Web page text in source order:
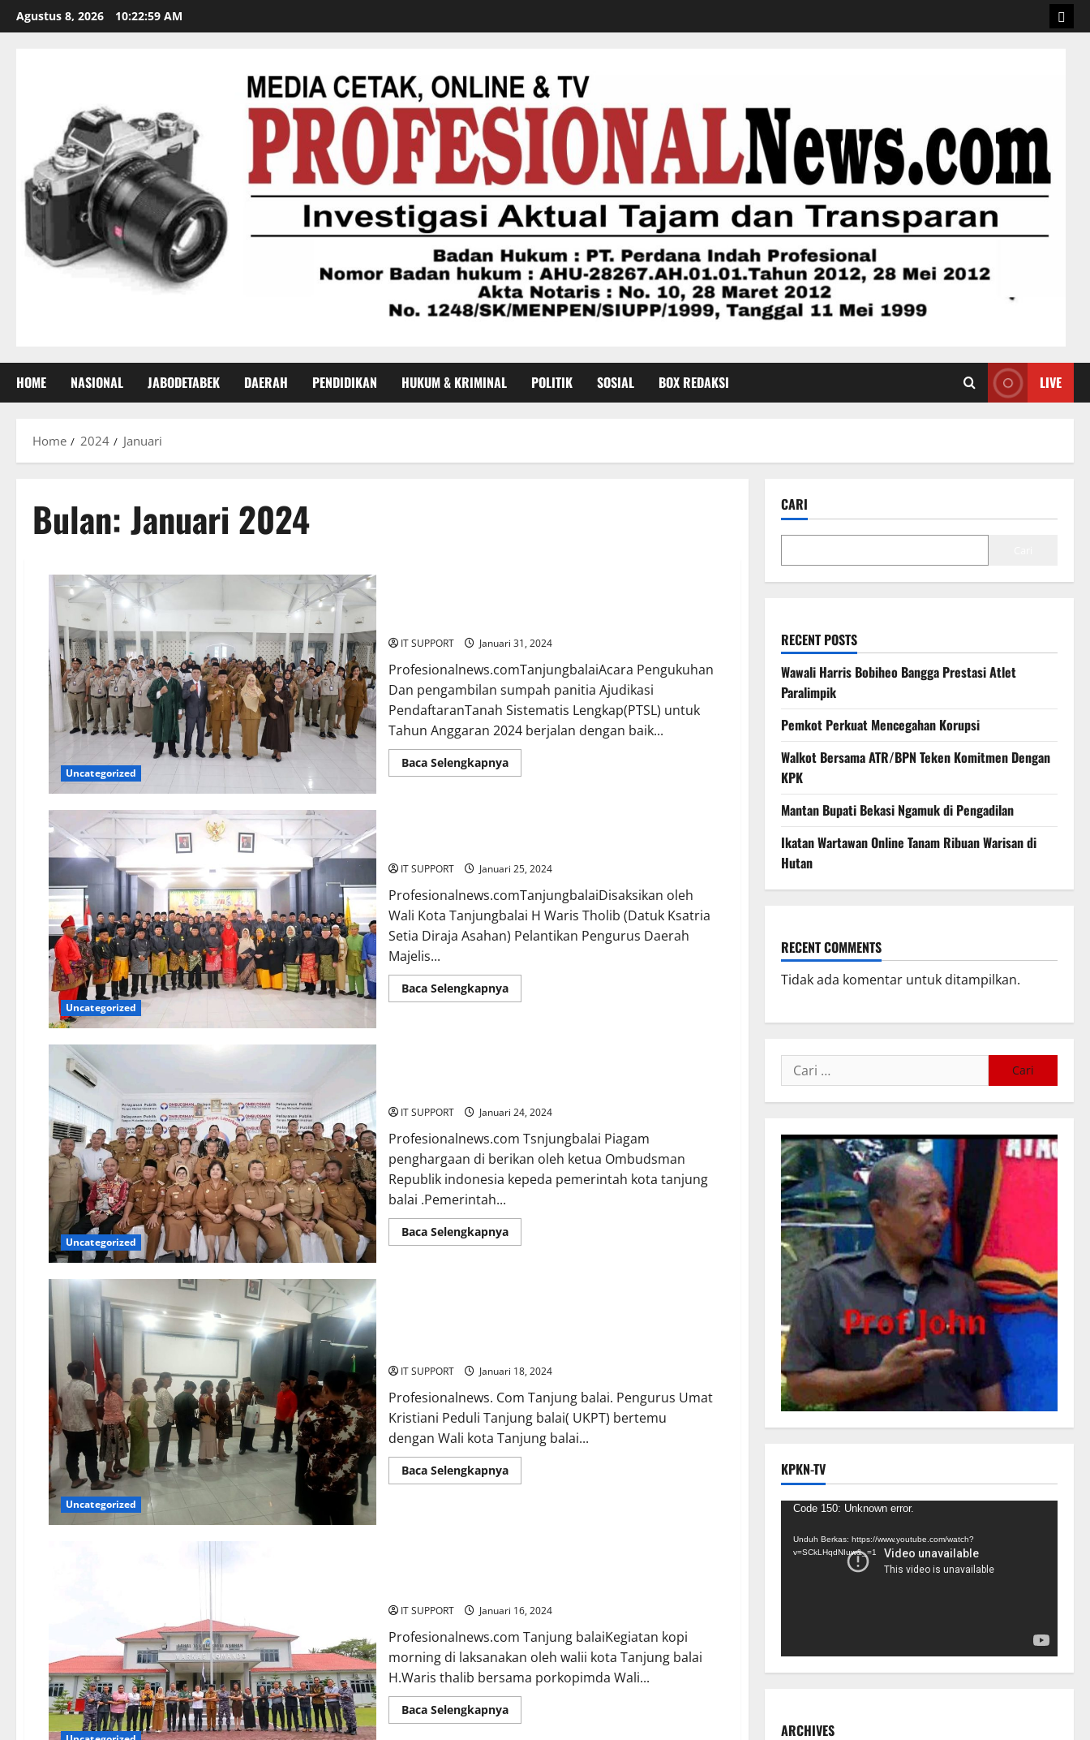
Agustus 8, 2026 10:23:00 AM
HOME NASIONAL JABODETABEK DAERAH PENDIDIKAN HUKUM & KRIMINAL POLITIK SOSIAL BOX REDAKSI LIVE
Home 2024 Januari
Bulan: Januari 2024
Uncategorized
IT SUPPORT Januari 31, 2024
Profesionalnews.comTanjungbalaiAcara Pengukuhan
Dan pengambilan sumpah panitia Ajudikasi
PendaftaranTanah Sistematis Lengkap(PTSL) untuk
Tahun Anggaran 2024 berjalan dengan baik...
Baca Selengkapnya
Uncategorized
IT SUPPORT Januari 25, 2024
Profesionalnews.comTanjungbalaiDisaksikan oleh
Wali Kota Tanjungbalai H Waris Tholib (Datuk Ksatria
Setia Diraja Asahan) Pelantikan Pengurus Daerah
Majelis...
Baca Selengkapnya
Uncategorized
IT SUPPORT Januari 24, 2024
Profesionalnews.com Tsnjungbalai Piagam
penghargaan di berikan oleh ketua Ombudsman
Republik indonesia kepeda pemerintah kota tanjung
balai .Pemerintah...
Baca Selengkapnya
Uncategorized
IT SUPPORT Januari 18, 2024
Profesionalnews. Com Tanjung balai. Pengurus Umat
Kristiani Peduli Tanjung balai( UKPT) bertemu
dengan Wali kota Tanjung balai...
Baca Selengkapnya
IT SUPPORT Januari 16, 2024
Profesionalnews.com Tanjung balaiKegiatan kopi
morning di laksanakan oleh walii kota Tanjung balai
H.Waris thalib bersama porkopimda Wali...
Baca Selengkapnya
CARI
RECENT POSTS
Wawali Harris Bobiheo Bangga Prestasi Atlet
Paralimpik
Pemkot Perkuat Mencegahan Korupsi
Walkot Bersama ATR/BPN Teken Komitmen Dengan
KPK
Mantan Bupati Bekasi Ngamuk di Pengadilan
Ikatan Wartawan Online Tanam Ribuan Warisan di
Hutan
RECENT COMMENTS
Tidak ada komentar untuk ditampilkan.
KPKN-TV
Pemutar
Code 150: Unknown error.
Unduh Berkas: https://www.youtube.com/watch?
v=SCkLHqdNIuw&_=1
ARCHIVES